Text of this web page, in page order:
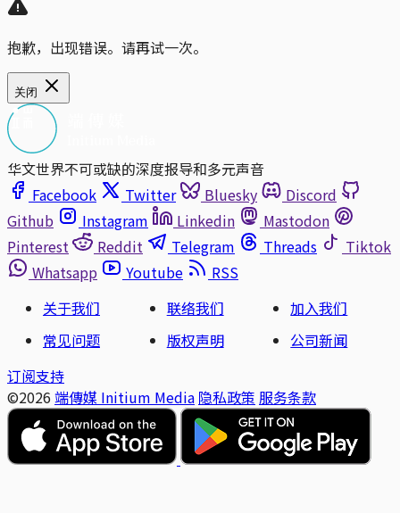
抱歉，出现错误。请再试一次。
关闭
华文世界不可或缺的深度报导和多元声音
Facebook
Twitter Bluesky
Discord
Github
Instagram Linkedin
Mastodon
Pinterest
Reddit Telegram Threads
Tiktok
Whatsapp
Youtube
RSS
关于我们
联络我们
加入我们
常见问题
版权声明
公司新闻
订阅支持
©2026 端傳媒 Initium Media 隐私政策 服务条款